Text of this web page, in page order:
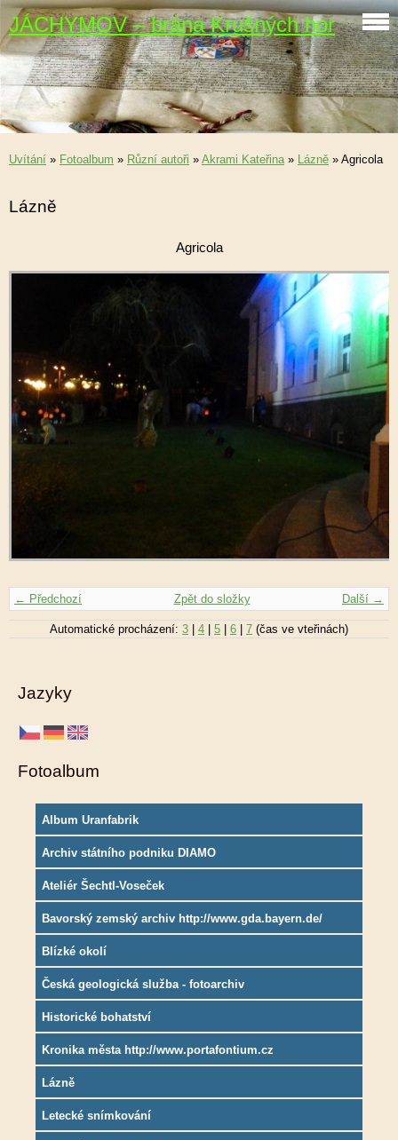
JÁCHYMOV – brána Krušných hor
Uvítání » Fotoalbum » Různí autoři » Akrami Kateřina» Lázně » Agricola
Lázně
Agricola
← Předchozí Další →
Zpět do složky
Automatické procházení: 3 4 5 6 7 (čas ve vteřinách)
Jazyky
Fotoalbum
Album Uranfabrik
Archiv státního podniku DIAMO
Ateliér Šechtl-Voseček
Bavorský zemský archiv http://www.gda.bayern.de/
Blízké okolí
Česká geologická služba - fotoarchiv
Historické bohatství
Kronika města http://www.portafontium.cz
Lázně
Letecké snímkování